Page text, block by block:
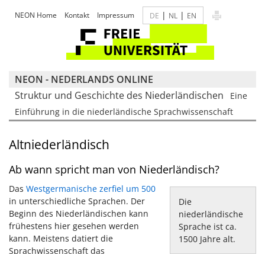
NEON Home Kontakt Impressum DE | NL | EN
NEON - NEDERLANDS ONLINE
Struktur und Geschichte des Niederländischen
Eine
Einführung in die niederländische Sprachwissenschaft
Altniederländisch
Ab wann spricht man von Niederländisch?
Die
niederländische
Sprache ist ca.
1500 Jahre alt.
Das Westgermanische zerfiel um 500
in unterschiedliche Sprachen. Der
Beginn des Niederländischen kann
frühestens hier gesehen werden
kann. Meistens datiert die
Sprachwissenschaft das